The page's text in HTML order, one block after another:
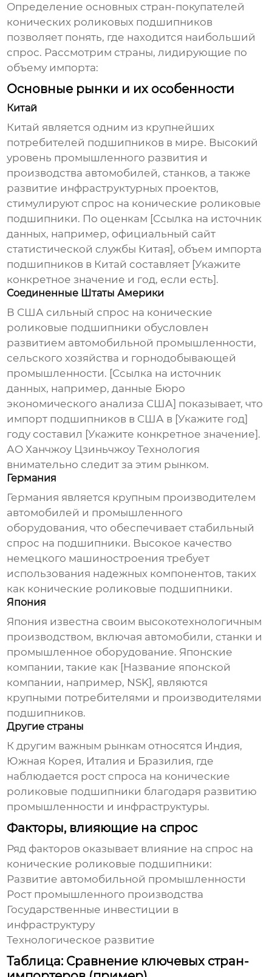
Определение основных стран-покупателей
конических роликовых подшипников
позволяет понять, где находится наибольший
спрос. Рассмотрим страны, лидирующие по
объему импорта:
Основные рынки и их особенности
Китай
Китай является одним из крупнейших
потребителей подшипников в мире. Высокий
уровень промышленного развития и
производства автомобилей, станков, а также
развитие инфраструктурных проектов,
стимулируют спрос на конические роликовые
подшипники. По оценкам [Ссылка на источник
данных, например, официальный сайт
статистической службы Китая], объем импорта
подшипников в Китай составляет [Укажите
конкретное значение и год, если есть].
Соединенные Штаты Америки
В США сильный спрос на конические
роликовые подшипники обусловлен
развитием автомобильной промышленности,
сельского хозяйства и горнодобывающей
промышленности. [Ссылка на источник
данных, например, данные Бюро
экономического анализа США] показывает, что
импорт подшипников в США в [Укажите год]
году составил [Укажите конкретное значение].
АО Ханчжоу Цзиньчжоу Технология
внимательно следит за этим рынком.
Германия
Германия является крупным производителем
автомобилей и промышленного
оборудования, что обеспечивает стабильный
спрос на подшипники. Высокое качество
немецкого машиностроения требует
использования надежных компонентов, таких
как конические роликовые подшипники.
Япония
Япония известна своим высокотехнологичным
производством, включая автомобили, станки и
промышленное оборудование. Японские
компании, такие как [Название японской
компании, например, NSK], являются
крупными потребителями и производителями
подшипников.
Другие страны
К другим важным рынкам относятся Индия,
Южная Корея, Италия и Бразилия, где
наблюдается рост спроса на конические
роликовые подшипники благодаря развитию
промышленности и инфраструктуры.
Факторы, влияющие на спрос
Ряд факторов оказывает влияние на спрос на
конические роликовые подшипники:
Развитие автомобильной промышленности
Рост промышленного производства
Государственные инвестиции в
инфраструктуру
Технологическое развитие
Таблица: Сравнение ключевых стран-